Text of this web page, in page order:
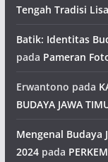
Tengah Tradisi
Batik: Identitas
pada Pameran
Erwantono pada
BUDAYA JAWA
Mengenal Budaya
2024pada